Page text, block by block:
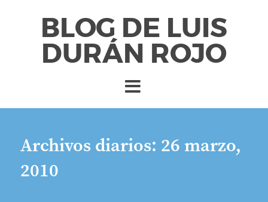
BLOG DE LUIS
DURÁN ROJO
Archivos diarios: 26 marzo,
2010